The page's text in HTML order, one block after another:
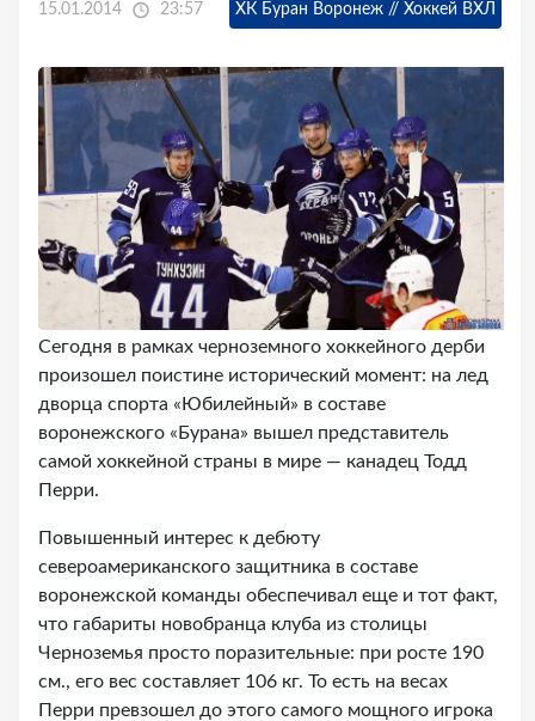
15.01.2014 23:57 ХК Буран Воронеж // Хоккей ВХЛ
Сегодня в рамках черноземного хоккейного дерби
произошел поистине исторический момент: на лед
дворца спорта «Юбилейный» в составе
воронежского «Бурана» вышел представитель
самой хоккейной страны в мире — канадец Тодд
Перри.
Повышенный интерес к дебюту
североамериканского защитника в составе
воронежской команды обеспечивал еще и тот факт,
что габариты новобранца клуба из столицы
Черноземья просто поразительные: при росте 190
см., его вес составляет 106 кг. То есть на весах
Перри превзошел до этого самого мощного игрока